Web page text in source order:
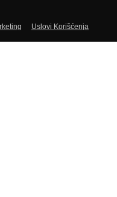
Uslovi Korišćenja